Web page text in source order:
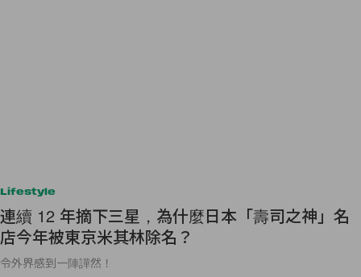
Lifestyle
連續 12 年摘下三星，為什麼日本「壽司之神」名
店今年被東京米其林除名？
令外界感到一陣譁然！